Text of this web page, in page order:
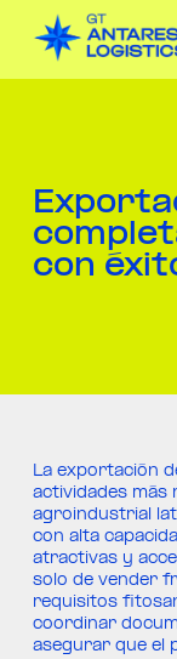
con
La exportación
actividades más
agroindustrial
con alta
atractivas y
solo de vender
requisitos
coordinar
asegurar que el